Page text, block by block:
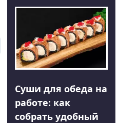
Суши для обеда на
работе: как
собрать удобный